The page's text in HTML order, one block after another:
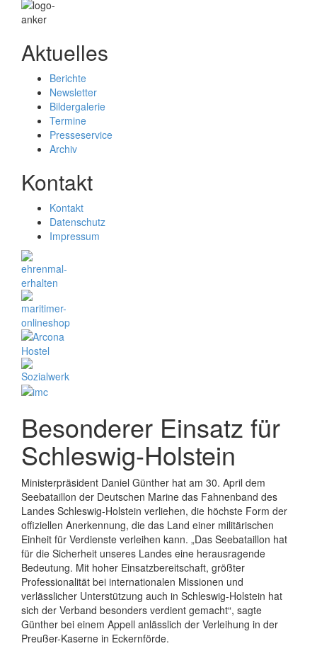
Aktuelles
Berichte
Newsletter
Bildergalerie
Termine
Presseservice
Archiv
Kontakt
Kontakt
Datenschutz
Impressum
Besonderer Einsatz für
Schleswig-Holstein
Ministerpräsident Daniel Günther hat am 30. April dem
Seebataillon der Deutschen Marine das Fahnenband des
Landes Schleswig-Holstein verliehen, die höchste Form der
offiziellen Anerkennung, die das Land einer militärischen
Einheit für Verdienste verleihen kann. „Das Seebataillon hat
für die Sicherheit unseres Landes eine herausragende
Bedeutung. Mit hoher Einsatzbereitschaft, größter
Professionalität bei internationalen Missionen und
verlässlicher Unterstützung auch in Schleswig-Holstein hat
sich der Verband besonders verdient gemacht“, sagte
Günther bei einem Appell anlässlich der Verleihung in der
Preußer-Kaserne in Eckernförde.